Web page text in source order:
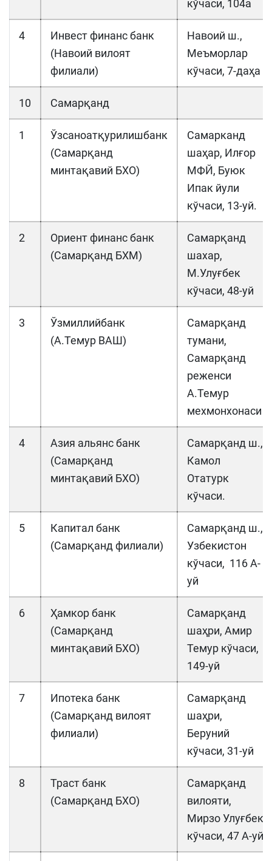
кўчаси, 104a
4
Инвест финанс банк
(Навоий вилоят
филиали)
Навоий ш.,
Меъморлар
кўчаси, 7-даҳа
10 Самарқанд
1
Ўзсаноатқурилишбанк
(Самарқанд
минтақавий БХО)
Самарканд
шаҳар, Илғор
МФЙ, Буюк
Ипак йули
кўчаси, 13-уй.
2
Ориент финанс банк
(Самарқанд БХМ)
Самарқанд
шахар,
М.Улуғбек
кўчаси, 48-уй
3
Ўзмиллийбанк
(А.Темур ВАШ)
Самарқанд
тумани,
Самарқанд
реженси
А.Темур
мехмонхонаси
4
Азия альянс банк
(Самарқанд
минтақавий БХО)
Самарқанд ш.,
Камол
Отатурк
кўчаси.
5
Капитал банк
(Самарқанд филиали)
Самарқанд ш.,
Узбекистон
кўчаси, 116 А-
уй
6
Ҳамкор банк
(Самарқанд
минтақавий БХО)
Самарқанд
шаҳри, Амир
Темур кўчаси,
149-уй
7
Ипотека банк
(Самарқанд вилоят
филиали)
Самарқанд
шаҳри,
Беруний
кўчаси, 31-уй
8
Траст банк
(Самарқанд БХО)
Самарқанд
вилояти,
Мирзо Улуғбек
кўчаси, 47 А-уй